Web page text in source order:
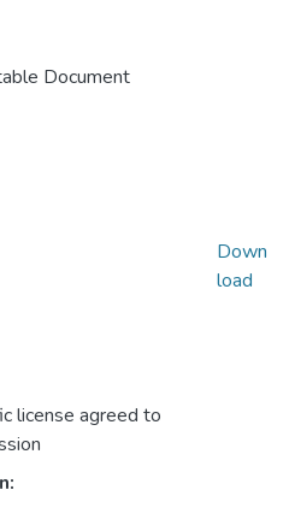
Document
license agreed to
Down
load